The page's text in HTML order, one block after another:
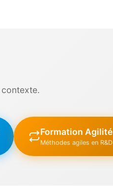
Formation Agilité
Méthodes agiles en R&D